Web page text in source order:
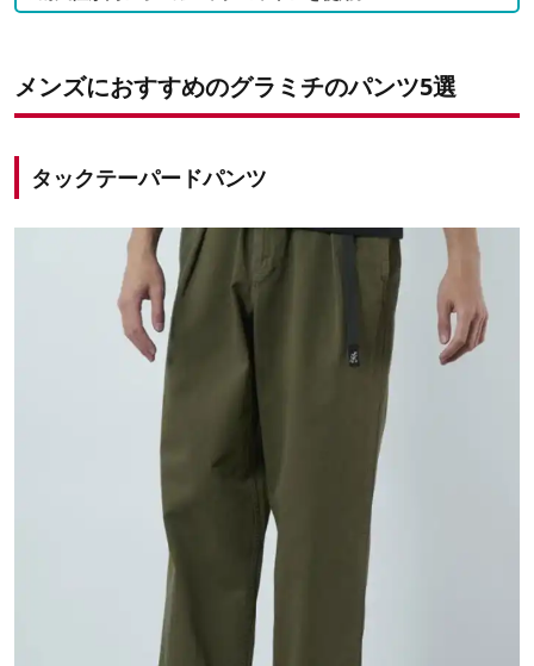
メンズにおすすめのグラミチのパンツ5選
タックテーパードパンツ